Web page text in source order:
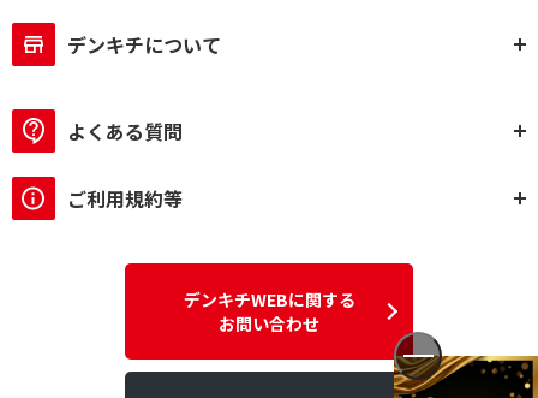
デンキチについて
よくある質問
ご利用規約等
デンキチWEBに関する
お問い合わせ